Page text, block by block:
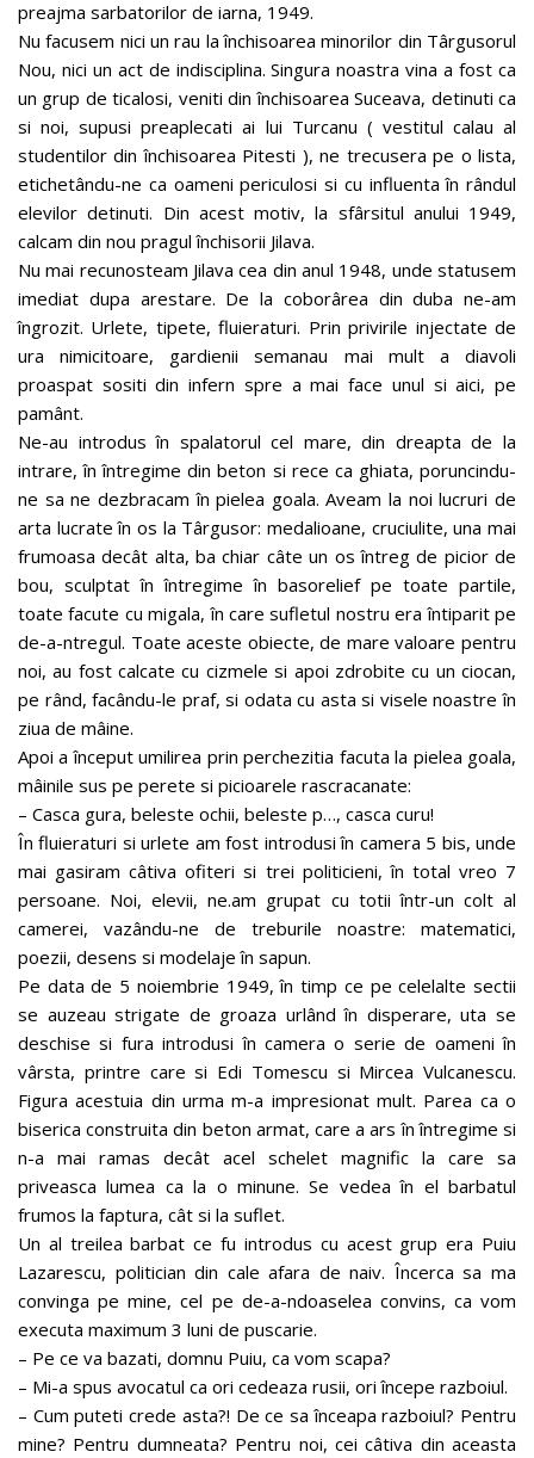
preajma sarbatorilor de iarna, 1949.
Nu facusem nici un rau la închisoarea minorilor din Târgusorul
Nou, nici un act de indisciplina. Singura noastra vina a fost ca
un grup de ticalosi, veniti din închisoarea Suceava, detinuti ca
si noi, supusi preaplecati ai lui Turcanu ( vestitul calau al
studentilor din închisoarea Pitesti ), ne trecusera pe o lista,
etichetându-ne ca oameni periculosi si cu influenta în rândul
elevilor detinuti. Din acest motiv, la sfârsitul anului 1949,
calcam din nou pragul închisorii Jilava.
Nu mai recunosteam Jilava cea din anul 1948, unde statusem
imediat dupa arestare. De la coborârea din duba ne-am
îngrozit. Urlete, tipete, fluieraturi. Prin privirile injectate de
ura nimicitoare, gardienii semanau mai mult a diavoli
proaspat sositi din infern spre a mai face unul si aici, pe
pamânt.
Ne-au introdus în spalatorul cel mare, din dreapta de la
intrare, în întregime din beton si rece ca ghiata, poruncindu-
ne sa ne dezbracam în pielea goala. Aveam la noi lucruri de
arta lucrate în os la Târgusor: medalioane, cruciulite, una mai
frumoasa decât alta, ba chiar câte un os întreg de picior de
bou, sculptat în întregime în basorelief pe toate partile,
toate facute cu migala, în care sufletul nostru era întiparit pe
de-a-ntregul. Toate aceste obiecte, de mare valoare pentru
noi, au fost calcate cu cizmele si apoi zdrobite cu un ciocan,
pe rând, facându-le praf, si odata cu asta si visele noastre în
ziua de mâine.
Apoi a început umilirea prin perchezitia facuta la pielea goala,
mâinile sus pe perete si picioarele rascracanate:
– Casca gura, beleste ochii, beleste p…, casca curu!
În fluieraturi si urlete am fost introdusi în camera 5 bis, unde
mai gasiram câtiva ofiteri si trei politicieni, în total vreo 7
persoane. Noi, elevii, ne.am grupat cu totii într-un colt al
camerei, vazându-ne de treburile noastre: matematici,
poezii, desens si modelaje în sapun.
Pe data de 5 noiembrie 1949, în timp ce pe celelalte sectii
se auzeau strigate de groaza urlând în disperare, uta se
deschise si fura introdusi în camera o serie de oameni în
vârsta, printre care si Edi Tomescu si Mircea Vulcanescu.
Figura acestuia din urma m-a impresionat mult. Parea ca o
biserica construita din beton armat, care a ars în întregime si
n-a mai ramas decât acel schelet magnific la care sa
priveasca lumea ca la o minune. Se vedea în el barbatul
frumos la faptura, cât si la suflet.
Un al treilea barbat ce fu introdus cu acest grup era Puiu
Lazarescu, politician din cale afara de naiv. Încerca sa ma
convinga pe mine, cel pe de-a-ndoaselea convins, ca vom
executa maximum 3 luni de puscarie.
– Pe ce va bazati, domnu Puiu, ca vom scapa?
– Mi-a spus avocatul ca ori cedeaza rusii, ori începe razboiul.
– Cum puteti crede asta?! De ce sa înceapa razboiul? Pentru
mine? Pentru dumneata? Pentru noi, cei câtiva din aceasta